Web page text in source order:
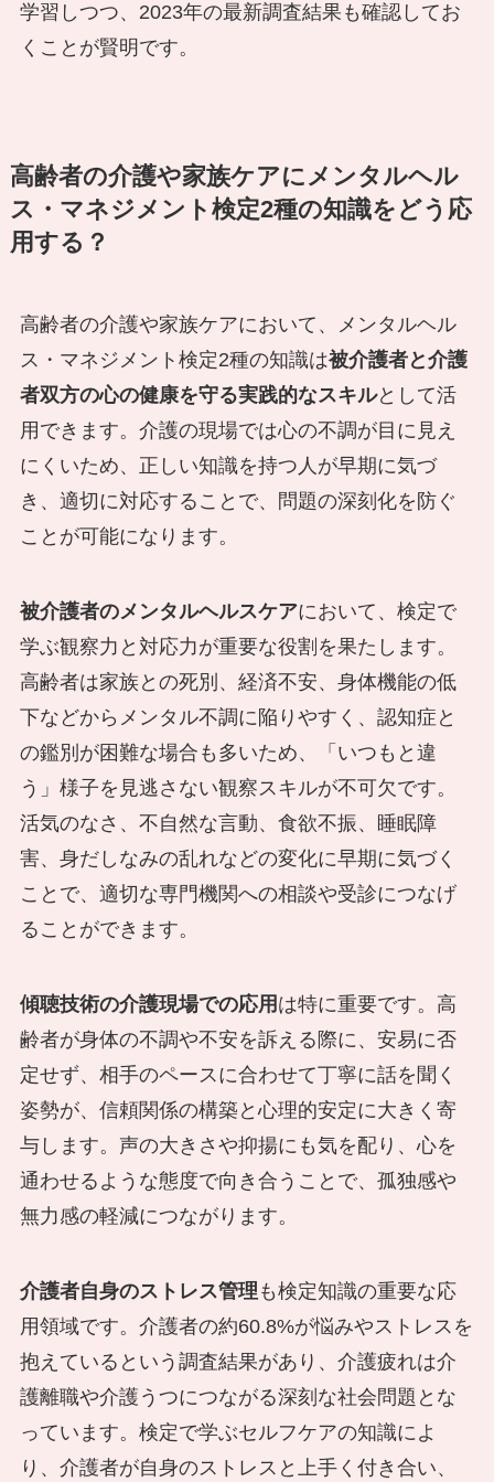
学習しつつ、2023年の最新調査結果も確認してお
くことが賢明です。
高齢者の介護や家族ケアにメンタルヘル
ス・マネジメント検定2種の知識をどう応
用する？
高齢者の介護や家族ケアにおいて、メンタルヘル
ス・マネジメント検定2種の知識は被介護者と介護
者双方の心の健康を守る実践的なスキルとして活
用できます。介護の現場では心の不調が目に見え
にくいため、正しい知識を持つ人が早期に気づ
き、適切に対応することで、問題の深刻化を防ぐ
ことが可能になります。
被介護者のメンタルヘルスケアにおいて、検定で
学ぶ観察力と対応力が重要な役割を果たします。
高齢者は家族との死別、経済不安、身体機能の低
下などからメンタル不調に陥りやすく、認知症と
の鑑別が困難な場合も多いため、「いつもと違
う」様子を見逃さない観察スキルが不可欠です。
活気のなさ、不自然な言動、食欲不振、睡眠障
害、身だしなみの乱れなどの変化に早期に気づく
ことで、適切な専門機関への相談や受診につなげ
ることができます。
傾聴技術の介護現場での応用 は特に重要です。高
齢者が身体の不調や不安を訴える際に、安易に否
定せず、相手のペースに合わせて丁寧に話を聞く
姿勢が、信頼関係の構築と心理的安定に大きく寄
与します。声の大きさや抑揚にも気を配り、心を
通わせるような態度で向き合うことで、孤独感や
無力感の軽減につながります。
介護者自身のストレス管理 も検定知識の重要な応
用領域です。介護者の約60.8%が悩みやストレスを
抱えているという調査結果があり、介護疲れは介
護離職や介護うつにつながる深刻な社会問題とな
っています。検定で学ぶセルフケアの知識によ
り、介護者が自身のストレスと上手く付き合い、